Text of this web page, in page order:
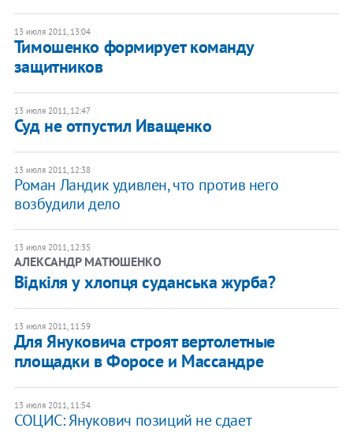
13 июля 2011, 13:04
Тимошенко формирует команду
защитников
13 июля 2011, 12:47
Суд не отпустил Иващенко
13 июля 2011, 12:38
Роман Ландик удивлен, что против него
возбудили дело
13 июля 2011, 12:35
АЛЕКСАНДР МАТЮШЕНКО
Відкіля у хлопця суданська журба?
13 июля 2011, 11:59
​Для Януковича строят вертолетные
площадки в Форосе и Массандре
13 июля 2011, 11:54
СОЦИС: Янукович позиций не сдает